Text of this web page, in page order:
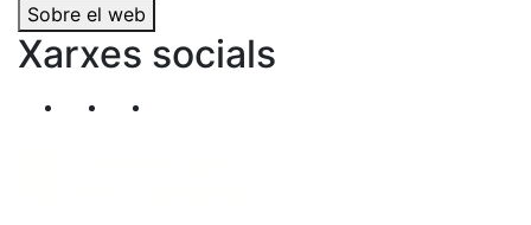
Sobre el web
Xarxes socials
Segueix-nos al nostre canal de Twitter